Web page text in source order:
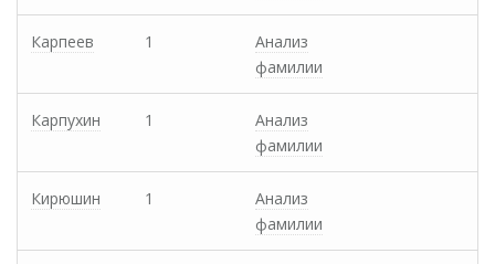
Карпеев 1
Анализ
фамилии
Карпухин 1
Анализ
фамилии
Кирюшин 1
Анализ
фамилии